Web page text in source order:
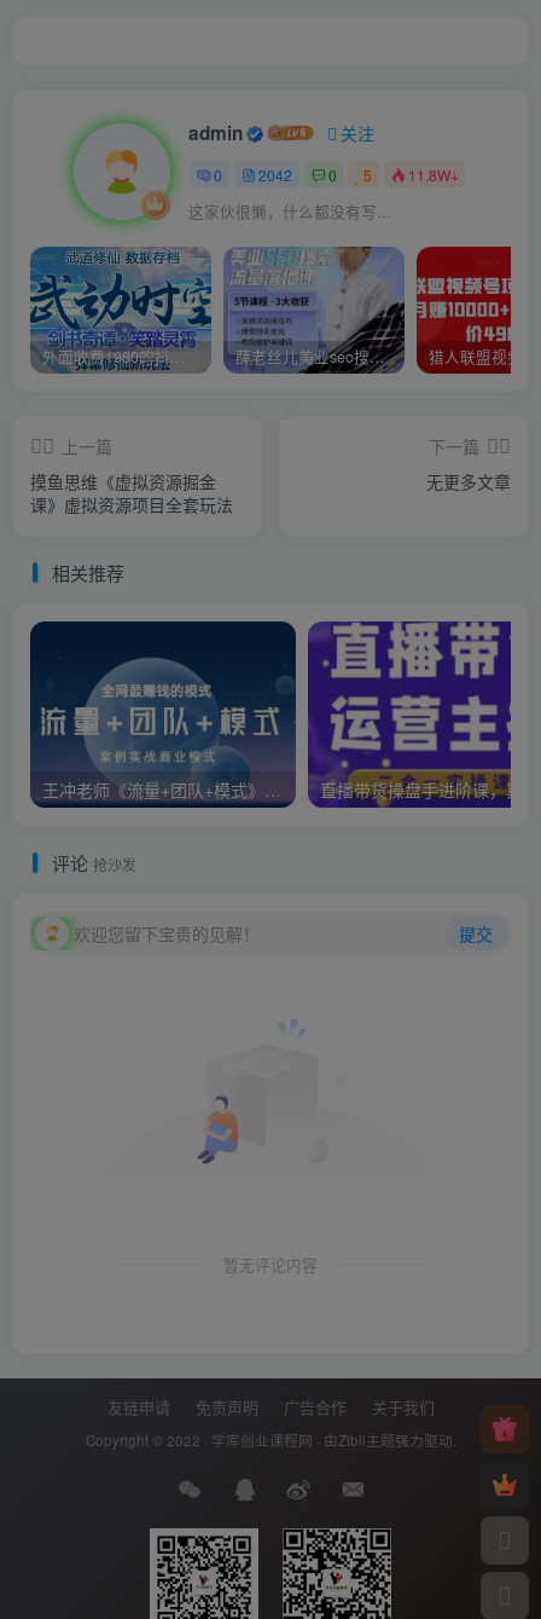
admin 关注
0 2042 0 5 11.8W+
这家伙很懒，什么都没有写...
外面收费1980的抖音武动时空直播项目，无需真人出镜，实时互动直播【软件+详细教程】 薛老丝儿美业seo搜索流量落地课，一周暴涨20w粉丝，全干货讲解
上一篇
摸鱼思维《虚拟资源掘金
课》虚拟资源项目全套玩法
下一篇
无更多文章
相关推荐
王冲老师《流量+团队+模式》商业模式实战课，全网最赚钱的模式
评论 抢沙发
欢迎您留下宝贵的见解！ 提交
暂无评论内容
友链申请 免责声明 广告合作 关于我们
Copyright © 2022 · 学库创业课程网 · 由Zibll主题强力驱动.